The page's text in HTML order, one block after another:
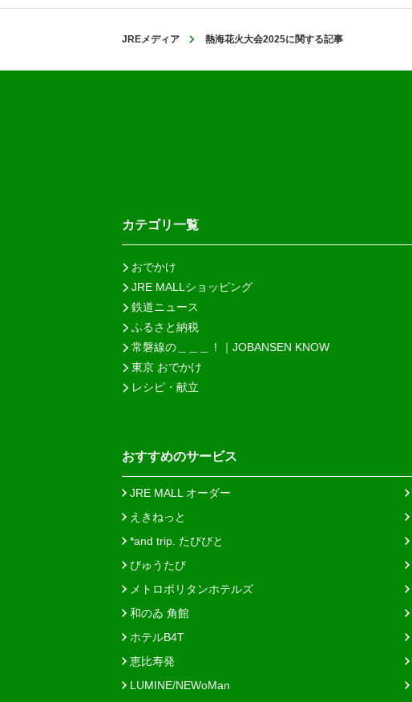
JREメディア 熱海花火大会2025に関する記事
カテゴリ一覧
おでかけ
JRE MALLショッピング
鉄道ニュース
ふるさと納税
常磐線の＿＿＿！｜JOBANSEN KNOW
東京 おでかけ
レシピ・献立
おすすめのサービス
JRE MALL オーダー
えきねっと
*and trip. たびびと
びゅうたび
メトロポリタンホテルズ
和のゐ 角館
ホテルB4T
恵比寿発
LUMINE/NEWoMan